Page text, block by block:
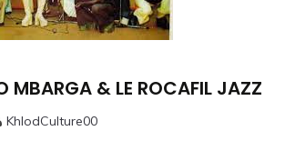
MBARGA & LE ROCAFIL JAZZ
KhlodCulture00